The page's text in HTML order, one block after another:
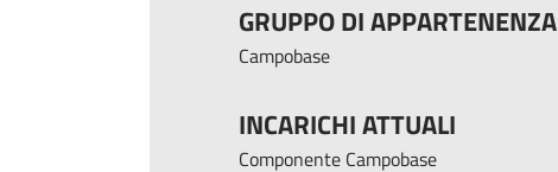
GRUPPO DI APPARTENENZA
Campobase
INCARICHI ATTUALI
Componente Campobase